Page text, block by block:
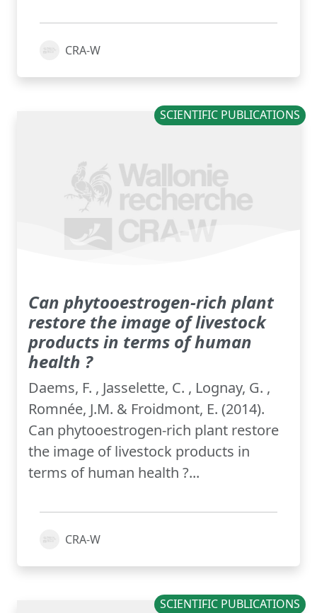
CRA-W
SCIENTIFIC PUBLICATIONS
Can phytooestrogen-rich plant
restore the image of livestock
products in terms of human
health ?
Daems, F. , Jasselette, C. , Lognay, G. ,
Romnée, J.M. & Froidmont, E. (2014).
Can phytooestrogen-rich plant restore
the image of livestock products in
terms of human health ?...
CRA-W
SCIENTIFIC PUBLICATIONS